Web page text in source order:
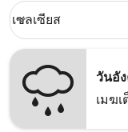
Weather unit option
เซลเซียส
keyboard_arrow_down
วันอั
เมฆ